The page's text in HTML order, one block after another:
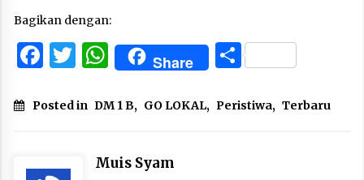
Bagikan dengan:
Facebook
Twitter
WhatsApp
Share Share
Posted in DM 1 B, GO LOKAL, Peristiwa, Terbaru
Muis Syam